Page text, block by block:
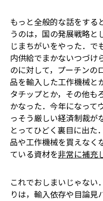
もっと全般的な話をする
うのは，国の発展戦略と
じまちがいをやった．で
内供給でまかないつづけ
のに対して，プーチンの
品を輸入した――工作機械
タチップとか，その他も
かなった．今年になって
っそう厳しい経済制裁が
とってひどく裏目に出た
品や工作機械を買えなく
ている資材を非常に補充
これでおしまいじゃない
りは，輸入依存や目論見